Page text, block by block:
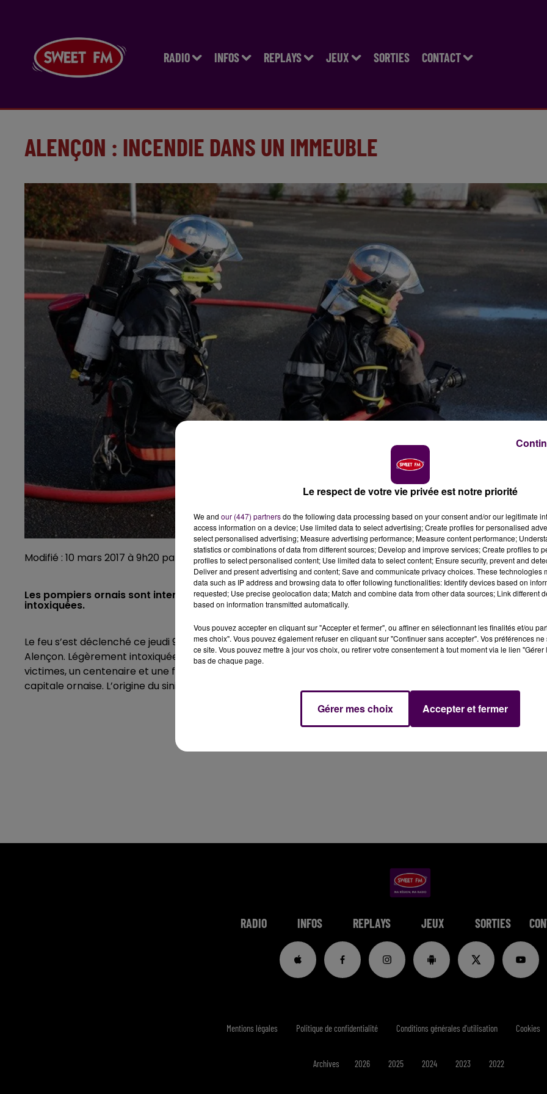
RADIO INFOS REPLAYS JEUX SORTIES CONTACT
ALENÇON : INCENDIE DANS UN IMMEUBLE
Modifié : 10 mars 2017 à 9h20 par Noëlline Garon
Les pompiers ornais sont intervenus ce jeudi 9 mars à Alençon. Deux personnes âgées ont été
intoxiquées.
Le feu s’est déclenché ce jeudi 9 mars peu avant 17h dans un immeuble situé sur la place René-Descartes à
Alençon. Légèrement intoxiquées par les fumées, deux personnes ont été prises en charge par les secours.
victimes, un centenaire et une femme âgée de 77 ans, ont été emmenées jusqu’au centre hospitalier de la
capitale ornaise. L’origine du sinistre n’a pas encore été déterminée, une enquête de police est en cours.
RADIO INFOS REPLAYS JEUX SORTIES
Mentions légales Politique de confidentialité Conditions générales d'utilisation Cookies
Archives 2026 2025 2024 2023 2022
Le respect de votre vie privée est notre priorité
We and our (447) partnersdo the following data processing based on your consent and/or our legitimate
access information on a device; Use limited data to select advertising; Create profiles for personalised
select personalised advertising; Measure advertising performance; Measure content performance;
statistics or combinations of data from different sources; Develop and improve services; Create profiles to
profiles to select personalised content; Use limited data to select content; Ensure security, prevent and
Deliver and present advertising and content; Save and communicate privacy choices. These technologies
data such as IP address and browsing data to offer following functionalities: Identify devices based on
requested; Use precise geolocation data; Match and combine data from other data sources; Link different
based on information transmitted automatically.
Vous pouvez accepter en cliquant sur "Accepter et fermer", ou affiner en sélectionnant les finalités et/ou
mes choix". Vous pouvez également refuser en cliquant sur "Continuer sans accepter". Vos préférences
ce site. Vous pouvez mettre à jour vos choix, ou retirer votre consentement à tout moment via le lien
bas de chaque page.
Gérer mes choix Accepter et fermer